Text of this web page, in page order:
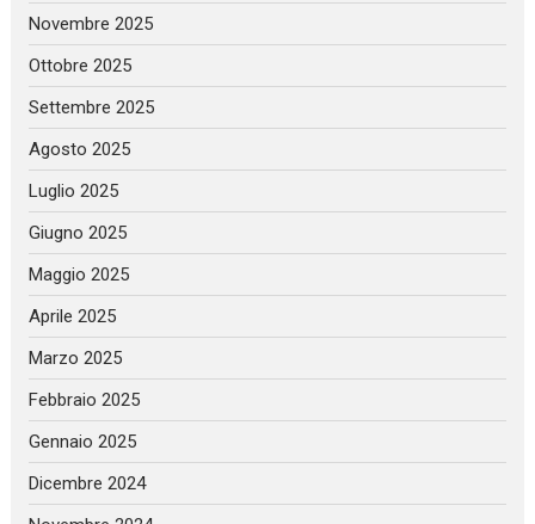
Novembre 2025
Ottobre 2025
Settembre 2025
Agosto 2025
Luglio 2025
Giugno 2025
Maggio 2025
Aprile 2025
Marzo 2025
Febbraio 2025
Gennaio 2025
Dicembre 2024